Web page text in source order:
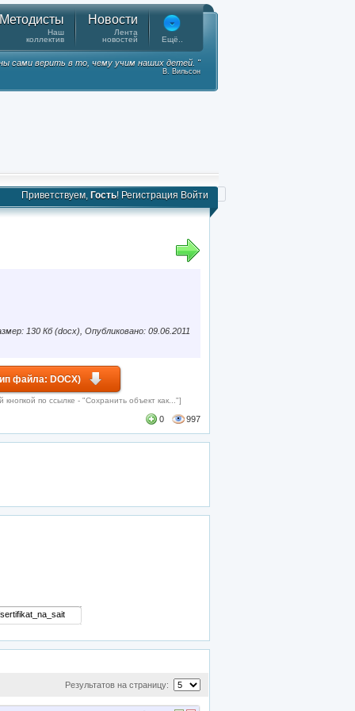
Методисты
Наш
коллектив
Новости
Лента
новостей
Ещё..
сами верить в то, чему учим наших детей. "
В. Вильсон
Приветствуем, Гость! Регистрация Войти
130 Кб (docx), Опубликовано: 09.06.2011
файла: DOCX)
по ссылке - "Сохранить объект как..."]
0 997
Результатов на страницу: